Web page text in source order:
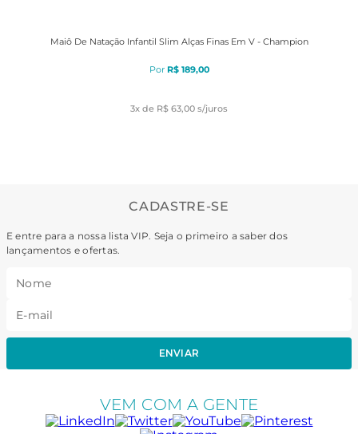
Maiô De Natação Infantil Slim Alças Finas Em V - Champion
R$ 189,00
3x de R$ 63,00 s/juros
CADASTRE-SE
E entre para a nossa lista VIP. Seja o primeiro a saber dos
lançamentos e ofertas.
ENVIAR
VEM COM A GENTE